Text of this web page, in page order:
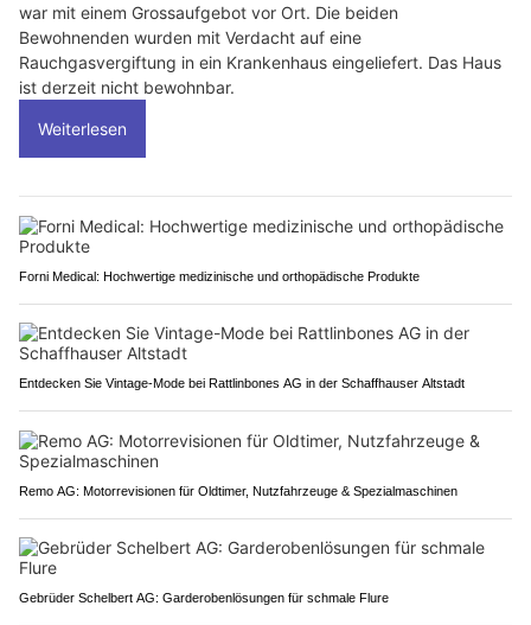
war mit einem Grossaufgebot vor Ort. Die beiden
Bewohnenden wurden mit Verdacht auf eine
Rauchgasvergiftung in ein Krankenhaus eingeliefert. Das Haus
ist derzeit nicht bewohnbar.
Weiterlesen
Forni Medical: Hochwertige medizinische und orthopädische Produkte
Entdecken Sie Vintage-Mode bei Rattlinbones AG in der Schaffhauser Altstadt
Remo AG: Motorrevisionen für Oldtimer, Nutzfahrzeuge & Spezialmaschinen
Gebrüder Schelbert AG: Garderobenlösungen für schmale Flure